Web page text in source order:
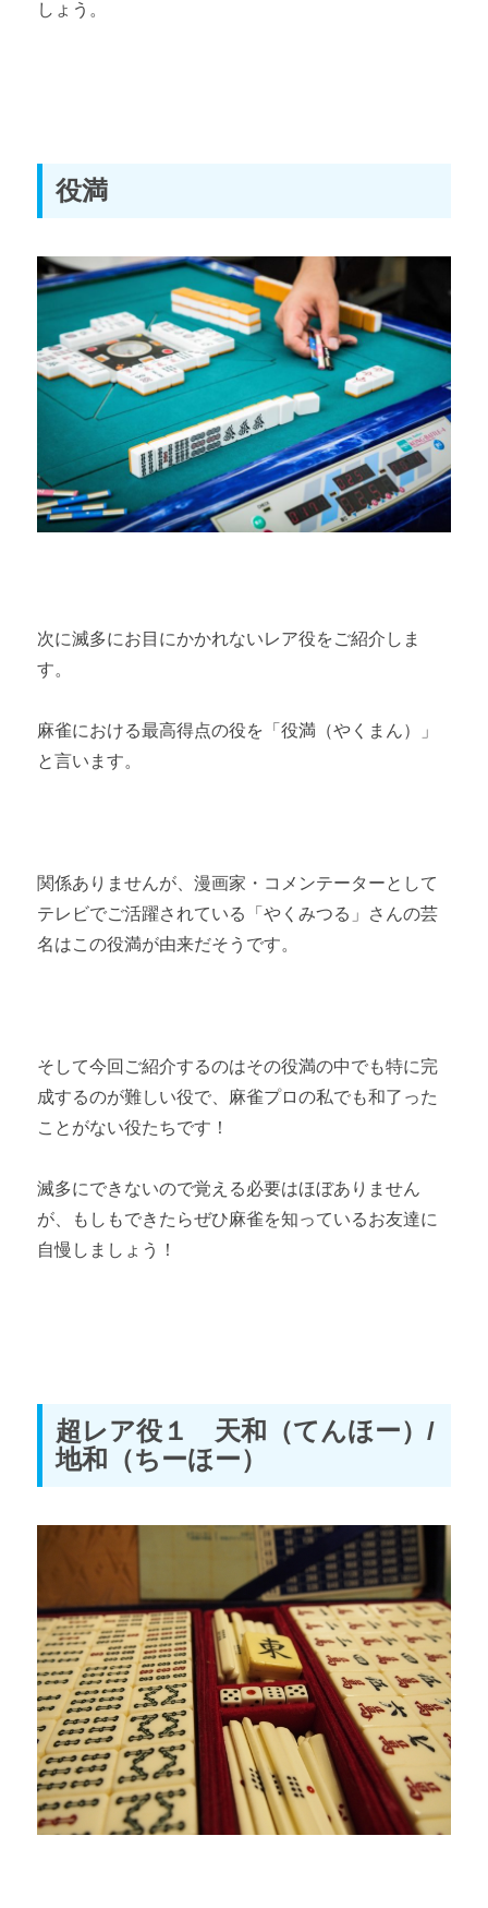
しょう。
役満
次に滅多にお目にかかれないレア役をご紹介しま
す。
麻雀における最高得点の役を「役満（やくまん）」
と言います。
関係ありませんが、漫画家・コメンテーターとして
テレビでご活躍されている「やくみつる」さんの芸
名はこの役満が由来だそうです。
そして今回ご紹介するのはその役満の中でも特に完
成するのが難しい役で、麻雀プロの私でも和了った
ことがない役たちです！
滅多にできないので覚える必要はほぼありません
が、もしもできたらぜひ麻雀を知っているお友達に
自慢しましょう！
超レア役１ 天和（てんほー）/
地和（ちーほー）